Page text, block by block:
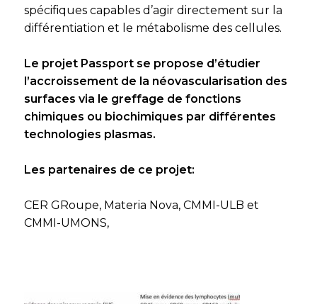
spécifiques capables d’agir directement sur la
différentiation et le métabolisme des cellules.
Le projet Passport se propose d’étudier
l’accroissement de la néovascularisation des
surfaces via le greffage de fonctions
chimiques ou biochimiques par différentes
technologies plasmas.
Les partenaires de ce projet:
CER GRoupe, Materia Nova, CMMI-ULB et
CMMI-UMONS,